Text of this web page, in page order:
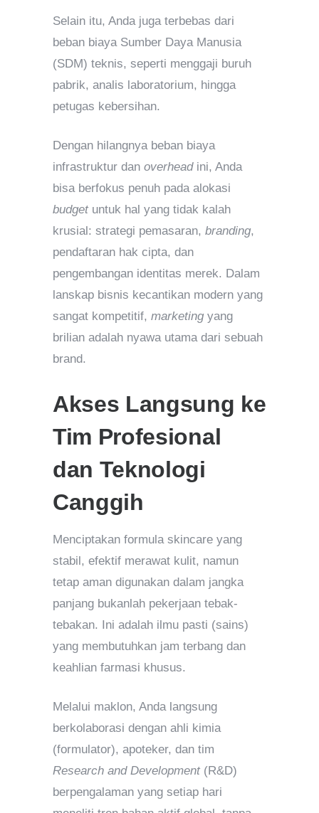
Selain itu, Anda juga terbebas dari
beban biaya Sumber Daya Manusia
(SDM) teknis, seperti menggaji buruh
pabrik, analis laboratorium, hingga
petugas kebersihan.
Dengan hilangnya beban biaya
infrastruktur dan overheadini, Anda
bisa berfokus penuh pada alokasi
budgetuntuk hal yang tidak kalah
krusial: strategi pemasaran, branding,
pendaftaran hak cipta, dan
pengembangan identitas merek. Dalam
lanskap bisnis kecantikan modern yang
sangat kompetitif, marketingyang
brilian adalah nyawa utama dari sebuah
brand.
Akses Langsung ke
Tim Profesional
dan Teknologi
Canggih
Menciptakan formula skincare yang
stabil, efektif merawat kulit, namun
tetap aman digunakan dalam jangka
panjang bukanlah pekerjaan tebak-
tebakan. Ini adalah ilmu pasti (sains)
yang membutuhkan jam terbang dan
keahlian farmasi khusus.
Melalui maklon, Anda langsung
berkolaborasi dengan ahli kimia
(formulator), apoteker, dan tim
Research and Development(R&D)
berpengalaman yang setiap hari